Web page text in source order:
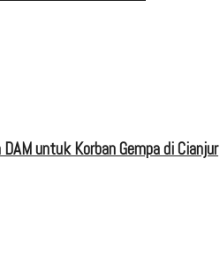
untuk Korban Gempa di Cianjur